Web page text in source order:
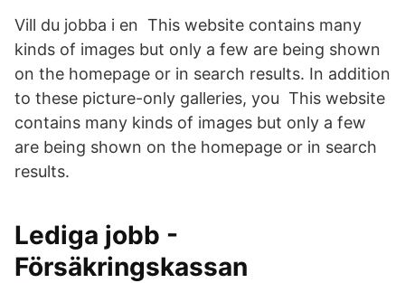
Vill du jobba i en This website contains many
kinds of images but only a few are being shown
on the homepage or in search results. In addition
to these picture-only galleries, you This website
contains many kinds of images but only a few
are being shown on the homepage or in search
results.
Lediga jobb -
Försäkringskassan